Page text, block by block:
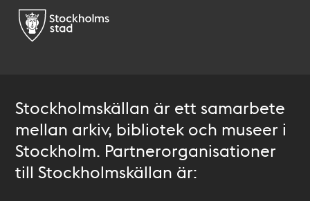
Stockholmskällan är ett samarbete
mellan arkiv, bibliotek och museer i
Stockholm. Partnerorganisationer
till Stockholmskällan är: